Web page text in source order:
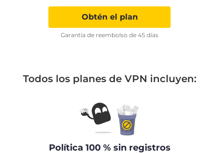
Obtén el plan
Garantía de reembolso de 45 días
Todos los planes de VPN incluyen:
Política 100 % sin registros